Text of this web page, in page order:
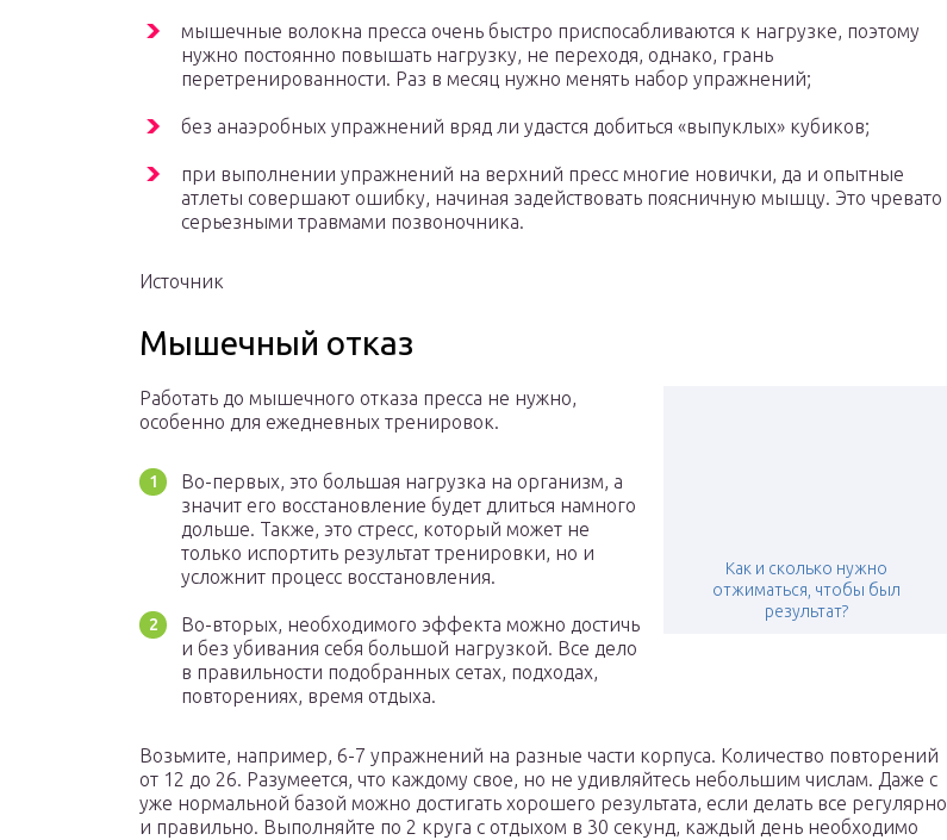
мышечные волокна пресса очень быстро приспосабливаются к нагрузке, поэтому
нужно постоянно повышать нагрузку, не переходя, однако, грань
перетренированности. Раз в месяц нужно менять набор упражнений;
без анаэробных упражнений вряд ли удастся добиться «выпуклых» кубиков;
при выполнении упражнений на верхний пресс многие новички, да и опытные
атлеты совершают ошибку, начиная задействовать поясничную мышцу. Это чревато
серьезными травмами позвоночника.
Источник
Мышечный отказ
Как и сколько нужно
отжиматься, чтобы был
результат?
Работать до мышечного отказа пресса не нужно,
особенно для ежедневных тренировок.
Во-первых, это большая нагрузка на организм, а
значит его восстановление будет длиться намного
дольше. Также, это стресс, который может не
только испортить результат тренировки, но и
усложнит процесс восстановления.
Во-вторых, необходимого эффекта можно достичь
и без убивания себя большой нагрузкой. Все дело
в правильности подобранных сетах, подходах,
повторениях, время отдыха.
Возьмите, например, 6-7 упражнений на разные части корпуса. Количество повторений
от 12 до 26. Разумеется, что каждому свое, но не удивляйтесь небольшим числам. Даже с
уже нормальной базой можно достигать хорошего результата, если делать все регулярно
и правильно. Выполняйте по 2 круга с отдыхом в 30 секунд, каждый день необходимо